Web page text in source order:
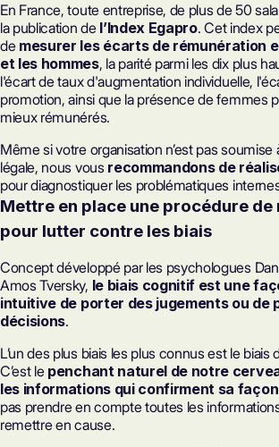
En France, toute entreprise, de plus de 50
la publication de l’Index Egapro. Cet index
de mesurer les écarts de rémunération
et les hommes, la parité parmi les dix plus
l'écart de taux d'augmentation individuelle,
promotion, ainsi que la présence de femmes
mieux rémunérés.
Même si votre organisation n’est pas soumise
légale, nous vous recommandons de
pour diagnostiquer les problématiques
Mettre en place une procédure
pour lutter contre les biais
Concept développé par les psychologues
Amos Tversky, le biais cognitif est une
intuitive de porter des jugements ou de
décisions.
L’un des plus biais les plus connus est le biais
C’est le penchant naturel de notre
les informations qui confirment sa
pas prendre en compte toutes les
remettre en cause.